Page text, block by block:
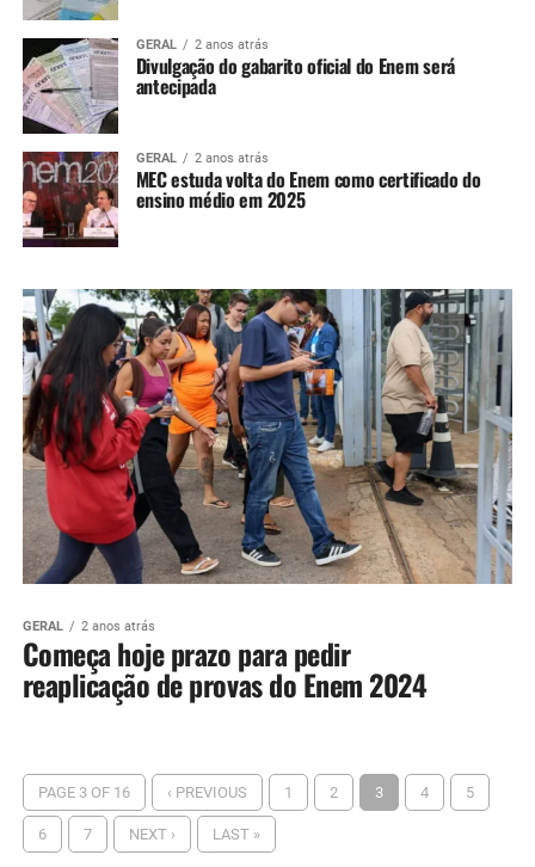
GERAL 2 anos atrás
Divulgação do gabarito oficial do Enem será
antecipada
GERAL 2 anos atrás
MEC estuda volta do Enem como certificado do
ensino médio em 2025
GERAL 2 anos atrás
Começa hoje prazo para pedir
reaplicação de provas do Enem 2024
PAGE 3 OF 16 ‹ PREVIOUS 1 2 3 4 5
6 7 NEXT › LAST »